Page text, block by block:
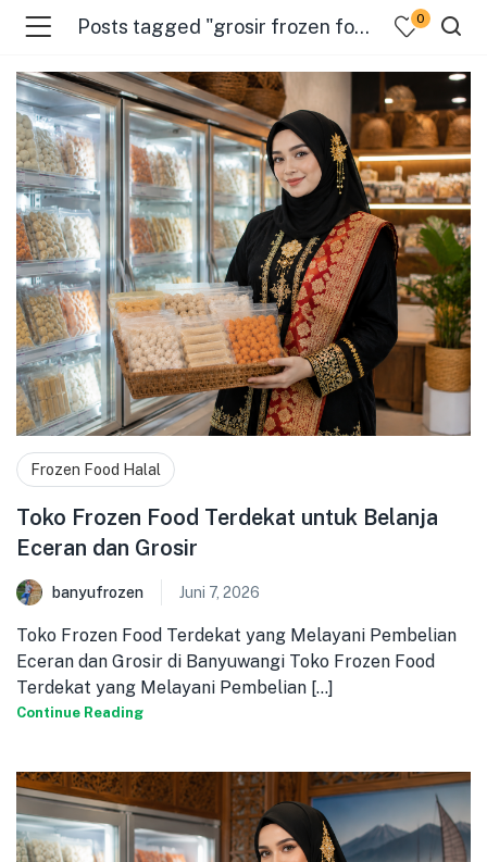
(Pages )
Posts tagged "grosir frozen food banyuwangi" 0
Frozen Food Halal
Toko Frozen Food Terdekat untuk Belanja
Eceran dan Grosir
banyufrozen Juni 7, 2026
Toko Frozen Food Terdekat yang Melayani Pembelian
Eceran dan Grosir di Banyuwangi Toko Frozen Food
Terdekat yang Melayani Pembelian [...]
Continue Reading